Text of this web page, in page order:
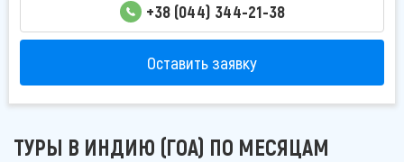
+38 (044) 344-21-38
Оставить заявку
ТУРЫ В ИНДИЮ (ГОА) ПО МЕСЯЦАМ